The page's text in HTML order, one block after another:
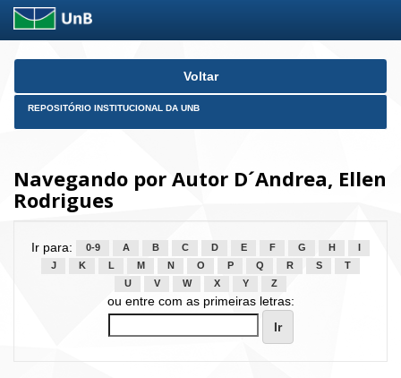
Skip
Voltar
REPOSITÓRIO INSTITUCIONAL DA UNB
Navegando por Autor D´Andrea, Ellen
Rodrigues
Ir para: 0-9 A B C D E F G H
J
K L M N O P Q R S
T
U
V W X Y Z
ou entre com as primeiras letras: